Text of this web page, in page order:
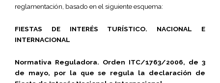
reglamentación, basado en el siguiente esquema:
FIESTAS DE INTERÉS TURÍSTICO. NACIONAL E
INTERNACIONAL
Normativa Reguladora. Orden ITC/1763/2006, de 3
de mayo, por la que se regula la declaración de